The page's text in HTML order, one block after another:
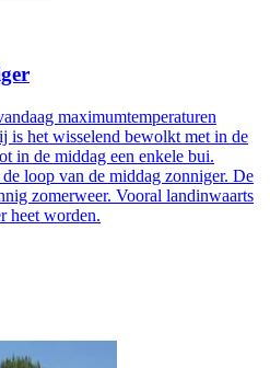
maximumtemperaturen
is het wisselend bewolkt met in de
in de middag een enkele bui.
loop van de middag zonniger. De
zomerweer. Vooral landinwaarts
heet worden.